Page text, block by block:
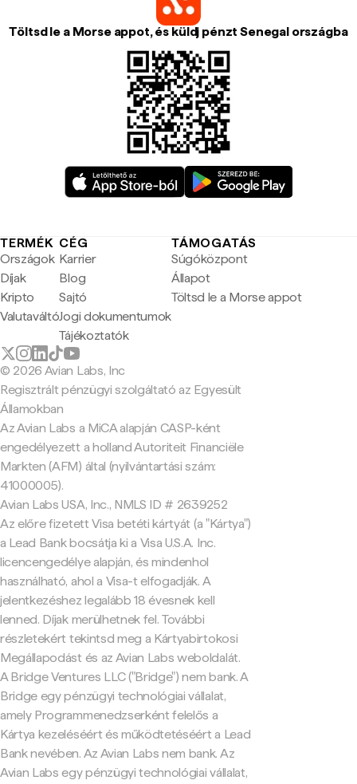
Töltsd le a Morse appot, és küldj pénzt Senegal országba
TERMÉK
Országok
Díjak
Kripto
Valutaváltó
CÉG
Karrier
Blog
Sajtó
Jogi dokumentumok
Tájékoztatók
TÁMOGATÁS
Súgóközpont
Állapot
Töltsd le a Morse appot
© 2026 Avian Labs, Inc
Regisztrált pénzügyi szolgáltató az Egyesült
Államokban
Az Avian Labs a MiCA alapján CASP-ként
engedélyezett a holland Autoriteit Financiële
Markten (AFM) által (nyilvántartási szám:
41000005).
Avian Labs USA, Inc., NMLS ID # 2639252
Az előre fizetett Visa betéti kártyát (a "Kártya")
a Lead Bank bocsátja ki a Visa U.S.A. Inc.
licencengedélye alapján, és mindenhol
használható, ahol a Visa-t elfogadják. A
jelentkezéshez legalább 18 évesnek kell
lenned. Díjak merülhetnek fel. További
részletekért tekintsd meg a Kártyabirtokosi
Megállapodást és az Avian Labs weboldalát.
A Bridge Ventures LLC ("Bridge") nem bank. A
Bridge egy pénzügyi technológiai vállalat,
amely Programmenedzserként felelős a
Kártya kezeléséért és működtetéséért a Lead
Bank nevében. Az Avian Labs nem bank. Az
Avian Labs egy pénzügyi technológiai vállalat,